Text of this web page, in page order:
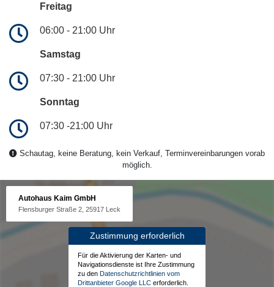
Freitag
06:00 - 21:00 Uhr
Samstag
07:30 - 21:00 Uhr
Sonntag
07:30 -21:00 Uhr
Schautag, keine Beratung, kein Verkauf, Terminvereinbarungen vorab
möglich.
Autohaus Kaim GmbH
Flensburger Straße 2, 25917 Leck
Zustimmung erforderlich
Für die Aktivierung der Karten- und
Navigationsdienste ist Ihre Zustimmung
zu den Datenschutzrichtlinien vom
Drittanbieter Google LLC erforderlich.